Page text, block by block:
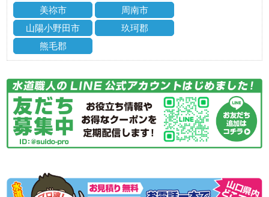
美祢市
周南市
山陽小野田市
玖珂郡
熊毛郡